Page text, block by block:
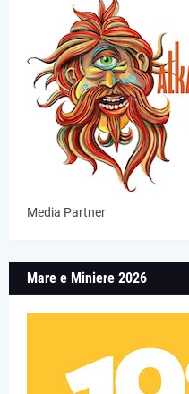
Media Partner
Mare e Miniere 2026